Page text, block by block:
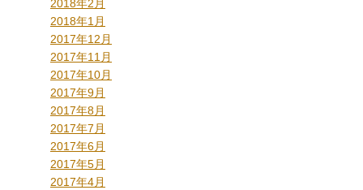
2018年2月
2018年1月
2017年12月
2017年11月
2017年10月
2017年9月
2017年8月
2017年7月
2017年6月
2017年5月
2017年4月